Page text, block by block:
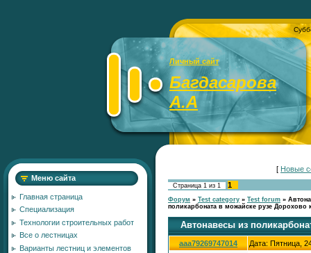
Личный сайт
Багдасарова
А.А
Меню сайта
Главная страница
Специализация
Технологии строительных работ
Все о лестницах
Варианты лестниц и элементов
[ Новые
Страница 1 из 1 1
Форум » Test category » Test forum »
поликарбоната в можайске рузе Дорохово
Автонавесы из
aaa79269747014 Дата: Пятница,